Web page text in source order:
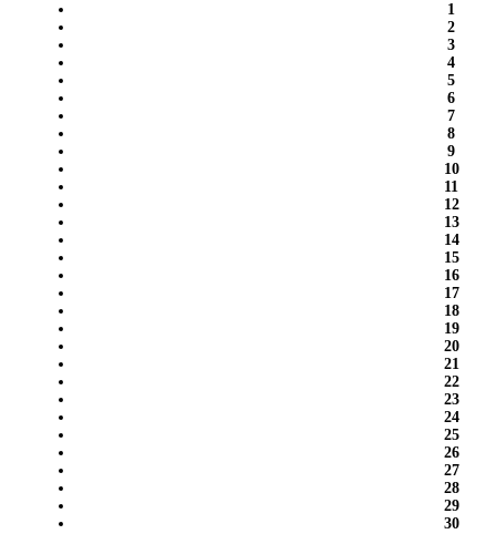
1
2
3
4
5
6
7
8
9
10
11
12
13
14
15
16
17
18
19
20
21
22
23
24
25
26
27
28
29
30